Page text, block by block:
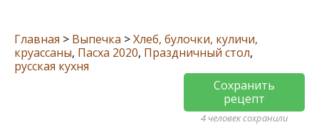
Главная > Выпечка >Хлеб, булочки, куличи,
круассаны, Пасха 2020, Праздничный стол,
русская кухня
Сохранить
рецепт
4 человек сохранили